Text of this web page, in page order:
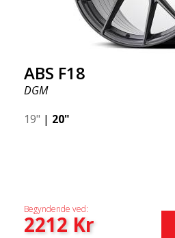
ABS F18
DGM
19" | 20"
Begyndende ved:
2212Kr